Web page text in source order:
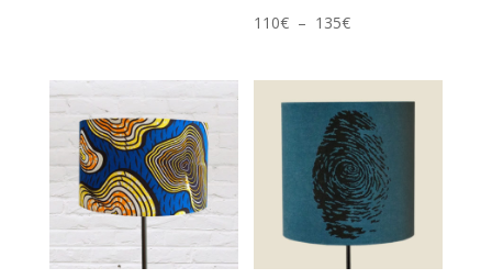
110€ – 135€Plage
110€
à
135€